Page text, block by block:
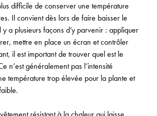
difficile de conserver une température
Il convient dès lors de faire baisser le
y a plusieurs façons d’y parvenir : appliquer
mettre en place un écran et contrôler
il est important de trouver quel est le
n’est généralement pas l’intensité
température trop élevée pour la plante et